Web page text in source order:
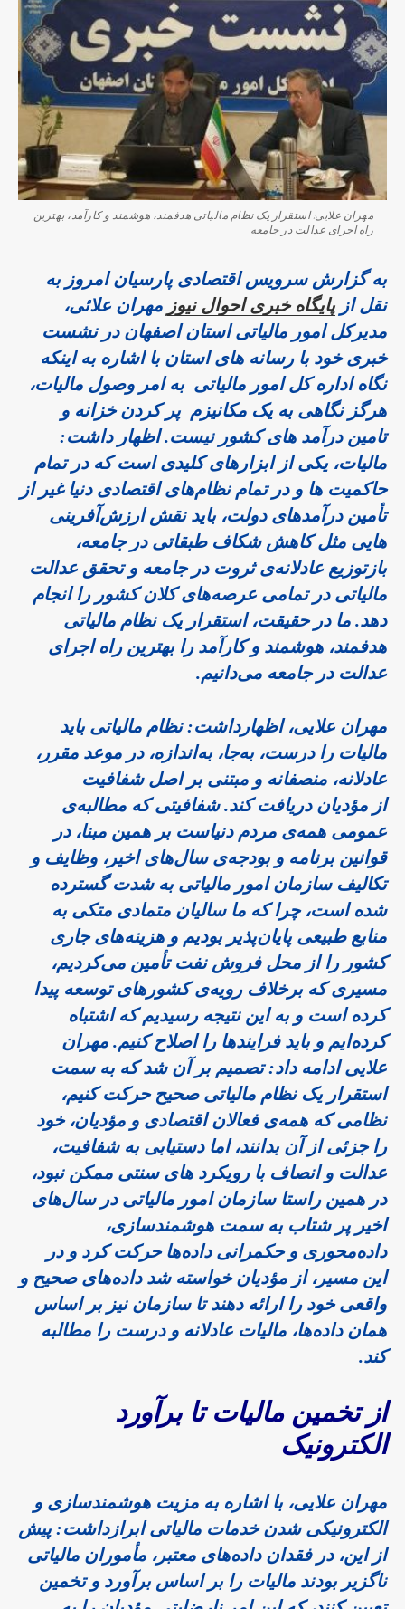
مهران علایی: استقرار یک نظام مالیاتی هدفمند، هوشمند و کارآمد، بهترین
راه اجرای عدالت در جامعه
به گزارش سرویس اقتصادی پارسیان امروز به
نقل از پایگاه خبری احوال نیوز مهران علائی،
مدیرکل امور مالیاتی استان اصفهان در نشست
خبری خود با رسانه های استان با اشاره به اینکه
نگاه اداره کل امور مالیاتی به امر وصول مالیات،
هرگز نگاهی به یک مکانیزم پر کردن خزانه و
تامین درآمد های کشور نیست. اظهار داشت:
مالیات، یکی از ابزارهای کلیدی است که در تمام
حاکمیت ها و در تمام نظام‌های اقتصادی دنیا غیر از
تأمین درآمدهای دولت، باید نقش‌ ارزش‌آفرینی
هایی مثل کاهش شکاف طبقاتی در جامعه،
بازتوزیع عادلانه‌ی ثروت در جامعه و تحقق عدالت
مالیاتی در تمامی عرصه‌های کلان کشور را انجام
دهد. ما در حقیقت، استقرار یک نظام مالیاتی
هدفمند، هوشمند و کارآمد را بهترین راه اجرای
عدالت در جامعه می‌دانیم.
مهران علایی، اظهارداشت: نظام مالیاتی باید
مالیات را درست، به‌جا، به‌اندازه، در موعد مقرر،
عادلانه، منصفانه و مبتنی بر اصل شفافیت
از مؤدیان دریافت کند. شفافیتی که مطالبه‌ی
عمومی همه‌ی مردم دنیاست بر همین مبنا، در
قوانین برنامه و بودجه‌ی سال‌های اخیر، وظایف و
تکالیف سازمان امور مالیاتی به شدت گسترده
شده است، چرا که ما سالیان متمادی متکی به
منابع طبیعی پایان‌پذیر بودیم و هزینه‌های جاری
کشور را از محل فروش نفت تأمین می‌کردیم،
مسیری که برخلاف رویه‌ی کشورهای توسعه پیدا
کرده است و به این نتیجه رسیدیم که اشتباه
کرده‌ایم و باید فرایندها را اصلاح کنیم. مهران
علایی ادامه داد: تصمیم بر آن شد که به سمت
استقرار یک نظام مالیاتی صحیح حرکت کنیم،
نظامی که همه‌ی فعالان اقتصادی و مؤدیان، خود
را جزئی از آن بدانند، اما دستیابی به شفافیت،
عدالت و انصاف با رویکرد های سنتی ممکن نبود،
در همین راستا سازمان امور مالیاتی در سال‌های
اخیر پر شتاب به سمت هوشمندسازی،
داده‌محوری و حکمرانی داده‌ها حرکت کرد و در
این مسیر، از مؤدیان خواسته شد داده‌های صحیح و
واقعی خود را ارائه دهند تا سازمان نیز بر اساس
همان داده‌ها، مالیات عادلانه و درست را مطالبه
کند.
از تخمین مالیات تا برآورد
الکترونیک
مهران علایی، با اشاره به مزیت هوشمندسازی و
الکترونیکی شدن خدمات مالیاتی ابرازداشت: پیش
از این، در فقدان داده‌های معتبر، مأموران مالیاتی
ناگزیر بودند مالیات را بر اساس برآورد و تخمین